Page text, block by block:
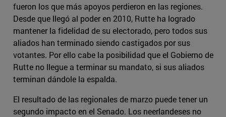
fueron los que más apoyos perdieron en las regiones.
Desde que llegó al poder en 2010, Rutte ha logrado
mantener la fidelidad de su electorado, pero todos sus
aliados han terminado siendo castigados por sus
votantes. Por ello cabe la posibilidad que el Gobierno de
Rutte no llegue a terminar su mandato, si sus aliados
terminan dándole la espalda.
El resultado de las regionales de marzo puede tener un
segundo impacto en el Senado. Los neerlandeses no